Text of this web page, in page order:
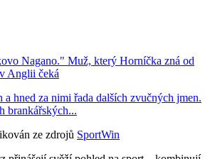
Nagano." Muž, který Horníčka zná od
Anglii čeká
hned za nimi řada dalších zvučných jmen.
brankářských...
ze zdrojů SportWin